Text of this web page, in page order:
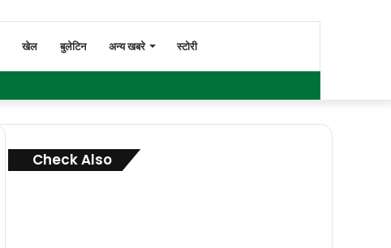
खेल बुलेटिन अन्य खबरे स्टोरी
Check Also